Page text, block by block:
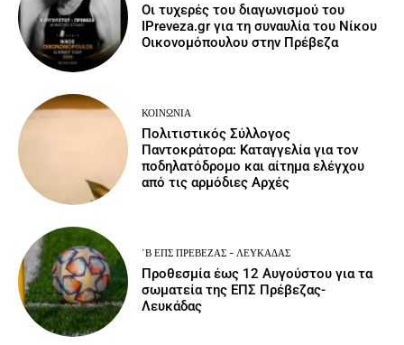
Οι τυχερές του διαγωνισμού του
IPreveza.gr για τη συναυλία του Νίκου
Οικονομόπουλου στην Πρέβεζα
ΚΟΙΝΩΝΙΑ
Πολιτιστικός Σύλλογος
Παντοκράτορα: Καταγγελία για τον
ποδηλατόδρομο και αίτημα ελέγχου
από τις αρμόδιες Αρχές
΄Β ΕΠΣ ΠΡΈΒΕΖΑΣ - ΛΕΥΚΆΔΑΣ
Προθεσμία έως 12 Αυγούστου για τα
σωματεία της ΕΠΣ Πρέβεζας-
Λευκάδας